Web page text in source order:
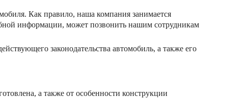
Как правило, наша компания занимается
информации, может позвонить нашим сотрудникам
законодательства автомобиль, а также его
а также от особенности конструкции